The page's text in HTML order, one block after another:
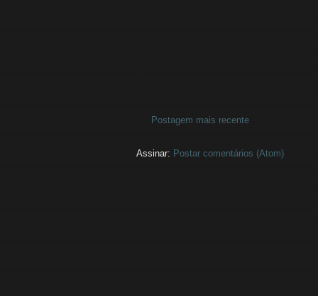
Postagem mais recente
Assinar: Postar comentários (Atom)